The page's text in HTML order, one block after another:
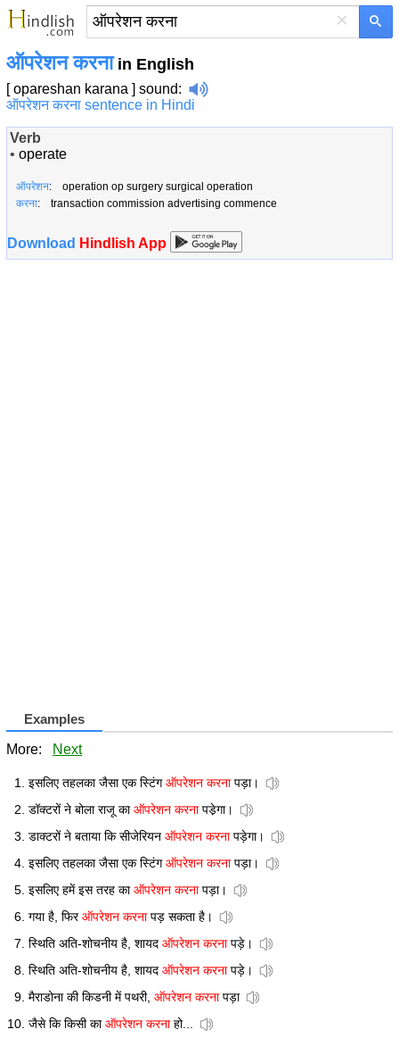
×
ऑपरेशन करनाin English
[ opareshan karana ] sound:
ऑपरेशन करना sentence in Hindi
Verb
• operate
ऑपरेशन: operation op surgery surgical operation
करना: transaction commission advertising commence
Download Hindlish App
Examples
More: Next
इसलिए तहलका जैसा एक स्टिंगऑपरेशन करनापड़ा।
डॉक्टरों ने बोला राजू काऑपरेशन करनापडे़गा।
डाक्टरों ने बताया कि सीजेरियन ऑपरेशन करनापड़ेगा।
इसलिए तहलका जैसा एक स्टिंगऑपरेशन करनापड़ा।
इसलिए हमें इस तरह काऑपरेशन करनापड़ा।
गया है, फिरऑपरेशन करनापड़ सकता है।
स्थिति अति-शोचनीय है, शायद ऑपरेशन करनापड़े।
स्थिति अति-शोचनीय है, शायद ऑपरेशन करनापड़े।
मैराडोना की किडनी में पथरी, ऑपरेशन करनापड़ा
जैसे कि किसी काऑपरेशन करनाहो...